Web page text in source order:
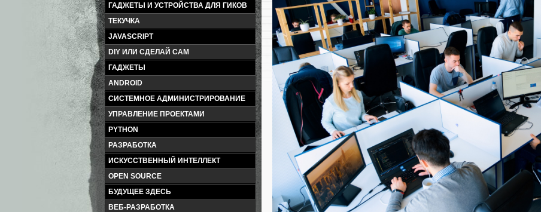
ГАДЖЕТЫ И УСТРОЙСТВА ДЛЯ ГИКОВ
ТЕКУЧКА
JAVASCRIPT
DIY ИЛИ СДЕЛАЙ САМ
ГАДЖЕТЫ
ANDROID
СИСТЕМНОЕ АДМИНИСТРИРОВАНИЕ
УПРАВЛЕНИЕ ПРОЕКТАМИ
PYTHON
РАЗРАБОТКА
ИСКУССТВЕННЫЙ ИНТЕЛЛЕКТ
OPEN SOURCE
БУДУЩЕЕ ЗДЕСЬ
ВЕБ-РАЗРАБОТКА